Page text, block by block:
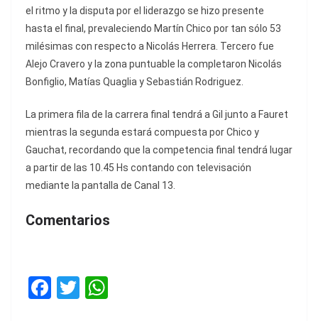
el ritmo y la disputa por el liderazgo se hizo presente
hasta el final, prevaleciendo Martín Chico por tan sólo 53
milésimas con respecto a Nicolás Herrera. Tercero fue
Alejo Cravero y la zona puntuable la completaron Nicolás
Bonfiglio, Matías Quaglia y Sebastián Rodriguez.
La primera fila de la carrera final tendrá a Gil junto a Fauret
mientras la segunda estará compuesta por Chico y
Gauchat, recordando que la competencia final tendrá lugar
a partir de las 10.45 Hs contando con televisación
mediante la pantalla de Canal 13.
Comentarios
F T